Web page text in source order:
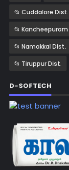
📂 Cuddalore Dist.
📂
📂 Namakkal Dist.
📂 Tiruppur Dist.
D-SOFTECH